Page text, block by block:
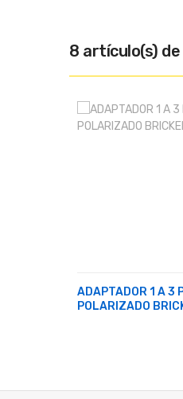
8 artículo(s)
ADAPTADOR 1 A 3
POLARIZADO